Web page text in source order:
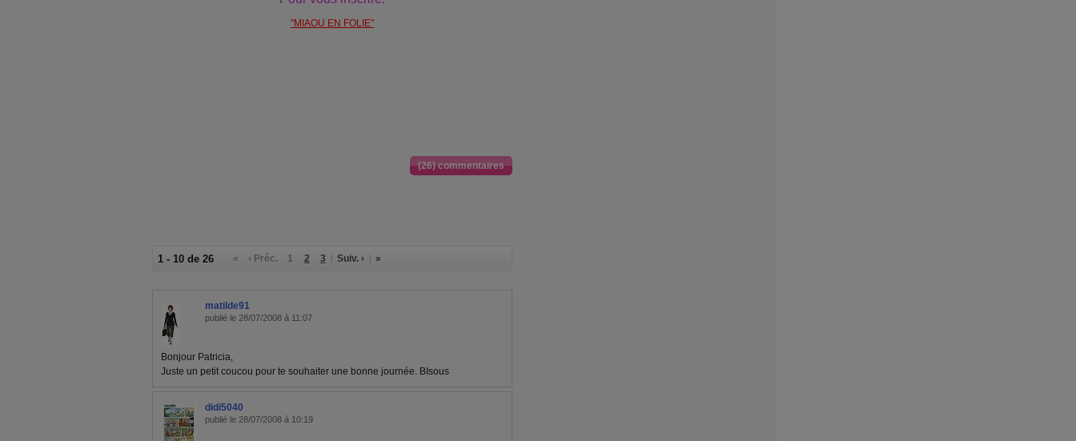
"MIAOU EN FOLIE"
(26) commentaires
1 - 10 de 26 « ‹ Préc. 1 2 3 Suiv. › »
matilde91
publié le 28/07/2008 à 11:07
Bonjour Patricia,
Juste un petit coucou pour te souhaiter une bonne journée. BIsous
didi5040
publié le 28/07/2008 à 10:19